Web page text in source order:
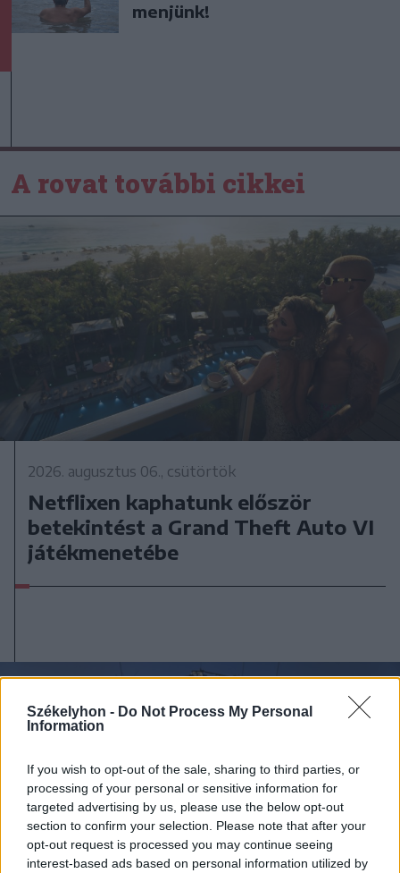
Székelyhon - Do Not Process My Personal
Information
If you wish to opt-out of the sale, sharing to third parties, or
processing of your personal or sensitive information for
targeted advertising by us, please use the below opt-out
section to confirm your selection. Please note that after your
opt-out request is processed you may continue seeing
interest-based ads based on personal information utilized by
menjünk!
A rovat további cikkei
2026. augusztus 06., csütörtök
Netflixen kaphatunk először
betekintést a Grand Theft Auto VI
játékmenetébe